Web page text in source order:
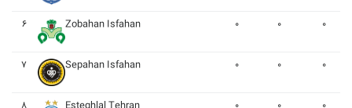
۶ Zobahan Isfahan ۰ ۰ ۰
۷ Sepahan Isfahan ۰ ۰ ۰